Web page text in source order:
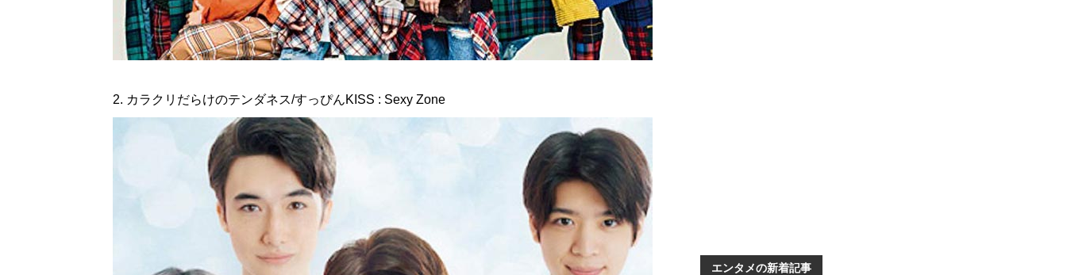
2. カラクリだらけのテンダネス/すっぴんKISS : Sexy Zone
エンタメの新着記事